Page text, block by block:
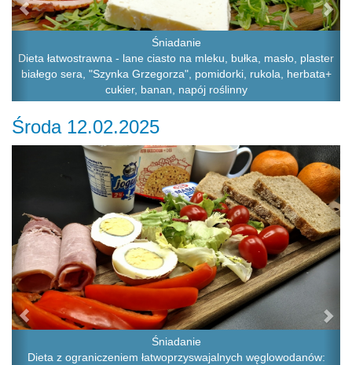
Śniadanie
Dieta łatwostrawna - lane ciasto na mleku, bułka, masło, plaster
białego sera, "Szynka Grzegorza", pomidorki, rukola, herbata+
cukier, banan, napój roślinny
Środa 12.02.2025
Śniadanie
Dieta z ograniczeniem łatwoprzyswajalnych węglowodanów: